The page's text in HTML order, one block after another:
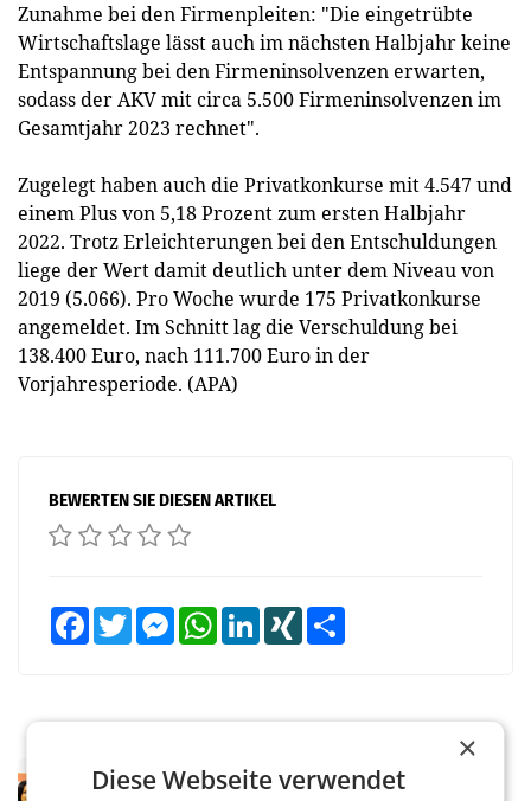
Zunahme bei den Firmenpleiten: "Die eingetrübte
Wirtschaftslage lässt auch im nächsten Halbjahr keine
Entspannung bei den Firmeninsolvenzen erwarten,
sodass der AKV mit circa 5.500 Firmeninsolvenzen im
Gesamtjahr 2023 rechnet".
Zugelegt haben auch die Privatkonkurse mit 4.547 und
einem Plus von 5,18 Prozent zum ersten Halbjahr
2022. Trotz Erleichterungen bei den Entschuldungen
liege der Wert damit deutlich unter dem Niveau von
2019 (5.066). Pro Woche wurde 175 Privatkonkurse
angemeldet. Im Schnitt lag die Verschuldung bei
138.400 Euro, nach 111.700 Euro in der
Vorjahresperiode. (APA)
BEWERTEN SIE DIESEN ARTIKEL
FacebookTwitter MessengerWhatsAppLinkedInXING
RETAIL
×
Diese Webseite verwendet